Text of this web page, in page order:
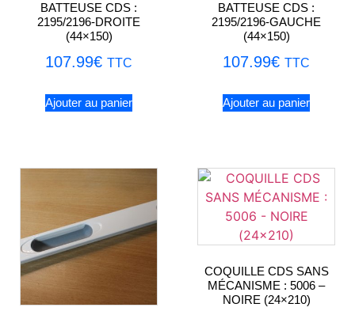
BATTEUSE CDS :
2195/2196-DROITE
(44×150)
107.99€ TTC
Ajouter au panier
BATTEUSE CDS :
2195/2196-GAUCHE
(44×150)
107.99€ TTC
Ajouter au panier
COQUILLE CDS SANS
MÉCANISME : 5006 –
NOIRE (24×210)